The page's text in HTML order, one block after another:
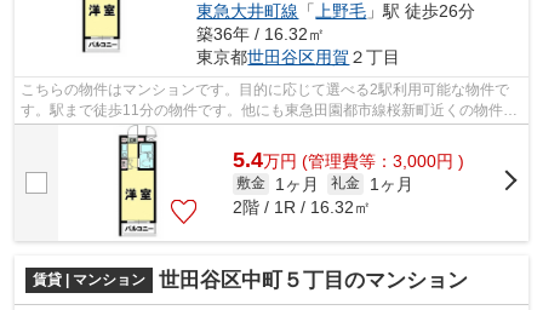
東急大井町線 「上野毛 」駅 徒歩26分
築36年 / 16.32㎡
東京都世田谷区用賀 ２丁目
こちらの物件はマンションです。目的に応じて選べる2駅利用可能な物件で
す。駅まで徒歩11分の物件です。他にも東急田園都市線桜新町近くの物件を
ご覧になりたいのであれば、当社までご...
5.4万円 (管理費等：3,000円 )
敷金 1ヶ月 礼金
1ヶ月
2階 / 1R / 16.32㎡
賃貸 | マンション 世田谷区中町５丁目のマンション